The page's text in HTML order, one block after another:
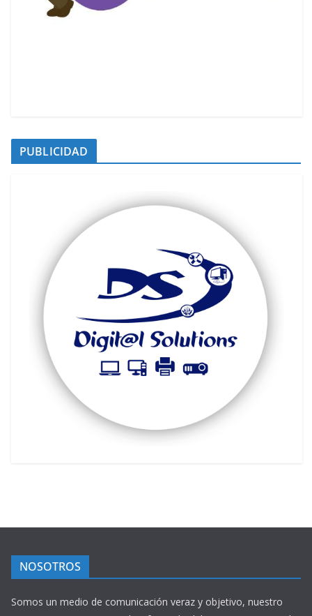
PUBLICIDAD
NOSOTROS
Somos un medio de comunicación veraz y objetivo, nuestro